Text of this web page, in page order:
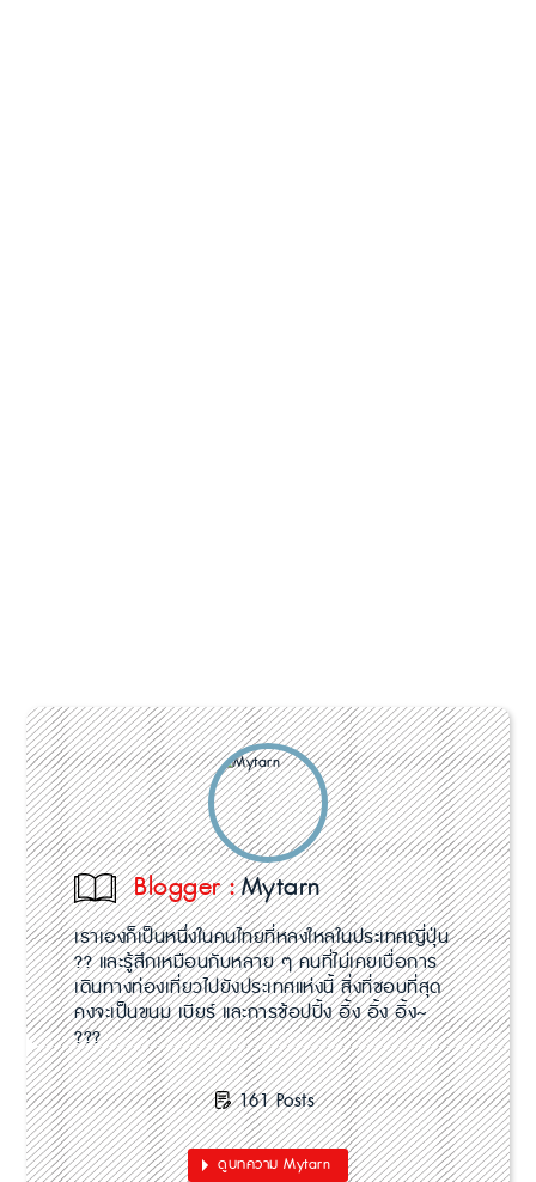
Blogger :Mytarn
เราเองก็เป็นหนึ่งในคนไทยที่หลงใหลในประเทศญี่ปุ่น
?? และรู้สึกเหมือนกับหลาย ๆ คนที่ไม่เคยเบื่อการ
เดินทางท่องเที่ยวไปยังประเทศแห่งนี้ สิ่งที่ชอบที่สุด
คงจะเป็นขนม เบียร์ และการช้อปปิ้ง อิ้ง อิ้ง อิ้ง~
???
161 Posts
ดูบทความ Mytarn